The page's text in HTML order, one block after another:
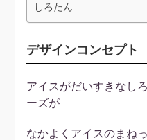
しろたん
デザインコンセプト
アイスがだいすきなし
ーズが
なかよくアイスのまねっ